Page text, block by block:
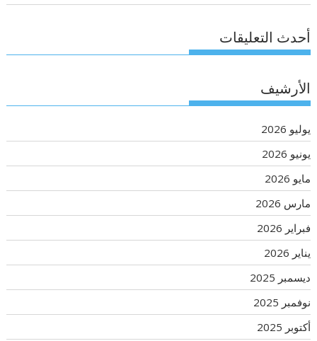
أحدث التعليقات
الأرشيف
يوليو 2026
يونيو 2026
مايو 2026
مارس 2026
فبراير 2026
يناير 2026
ديسمبر 2025
نوفمبر 2025
أكتوبر 2025